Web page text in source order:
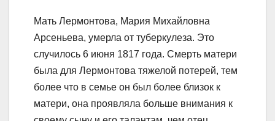
Мать Лермонтова, Мария Михайловна
Арсеньева, умерла от туберкулеза. Это
случилось 6 июня 1817 года. Смерть матери
была для Лермонтова тяжелой потерей, тем
более что в семье он был более близок к
матери, она проявляла больше внимания к